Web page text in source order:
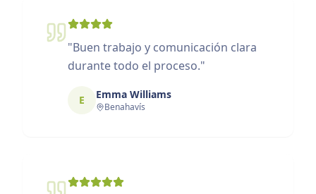
"Buen trabajo y comunicación clara
durante todo el proceso."
E Emma Williams
Benahavís